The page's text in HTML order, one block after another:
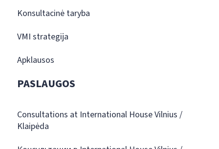
Konsultacinė taryba
VMI strategija
Apklausos
PASLAUGOS
Consultations at International House Vilnius /
Klaipėda